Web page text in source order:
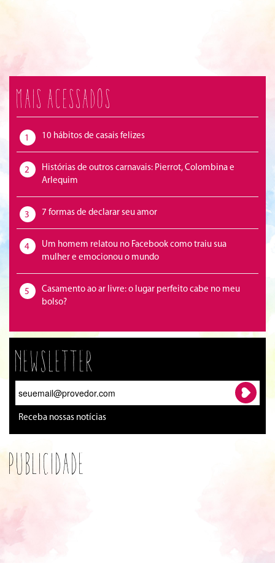
Mais acessados
1 10 hábitos de casais felizes
2
Histórias de outros carnavais: Pierrot, Colombina e
Arlequim
3 7 formas de declarar seu amor
4
Um homem relatou no Facebook como traiu sua
mulher e emocionou o mundo
5
Casamento ao ar livre: o lugar perfeito cabe no meu
bolso?
Newsletter
Receba nossas notícias
Publicidade